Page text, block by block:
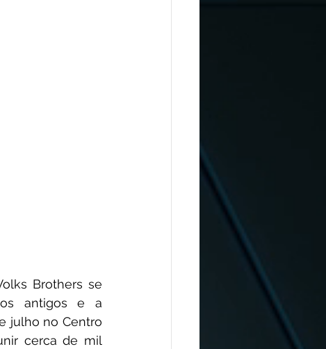
Brothers se
antigos e a
julho no Centro
cerca de mil